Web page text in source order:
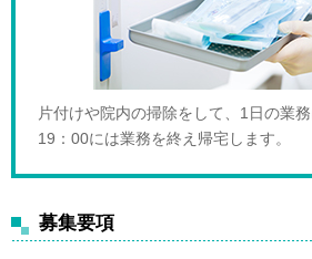
片付けや院内の掃除をして、1日の業務
19：00には業務を終え帰宅します。
募集要項